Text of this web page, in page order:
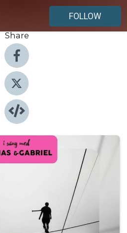
FOLLOW
Share